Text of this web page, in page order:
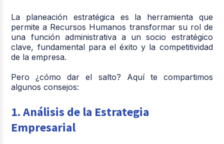
La planeación estratégica es la herramienta que
permite a Recursos Humanos transformar su rol de
una función administrativa a un socio estratégico
clave, fundamental para el éxito y la competitividad
de la empresa.
Pero ¿cómo dar el salto? Aquí te compartimos
algunos consejos:
1. Análisis de la Estrategia
Empresarial